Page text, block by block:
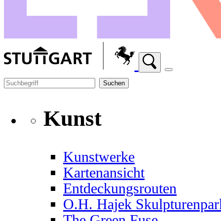
Suchen
Kunst
Kunstwerke
Kartenansicht
Entdeckungsrouten
O.H. Hajek